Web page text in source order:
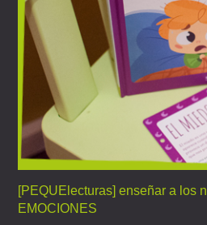
[PEQUElecturas] enseñar a los
EMOCIONES